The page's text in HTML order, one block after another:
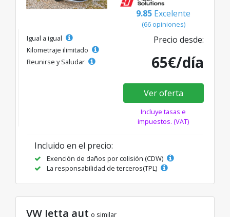
9.85 Excelente
(66 opiniones)
Igual a igual
Kilometraje ilimitado
Reunirse y Saludar
Precio desde:
65€/día
Ver oferta
Incluye tasas e
impuestos. (VAT)
Incluido en el precio:
Exención de daños por colisión (CDW)
La responsabilidad de terceros(TPL)
VW Jetta aut o similar